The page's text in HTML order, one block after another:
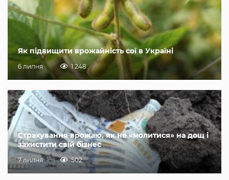
Як підвищити врожайність сої в Україні
6 липня 1 248
Страхування врожаю, як не «молитися» на дощ і
захистити свій бізнес
7 липня 502